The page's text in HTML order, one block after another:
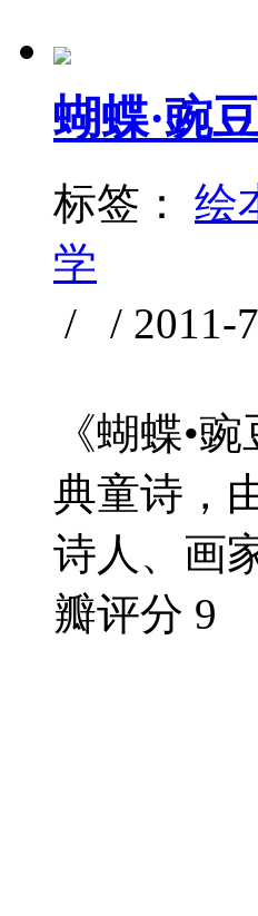
蝴蝶·豌
标签： 绘
学
/ / 2011-
《蝴蝶•
典童诗，
诗人、画
瓣评分 9